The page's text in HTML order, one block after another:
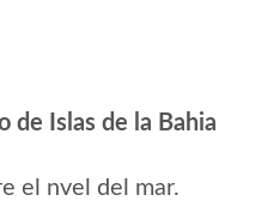
de Islas de la Bahia
el nvel del mar.